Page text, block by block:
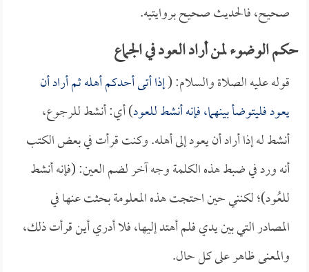
صحيح، فالحديث صحيح بروايتيه.
حكم الوضوء لمن أراد العود في الجماع
قوله عليه الصلاة والسلام: (إذا أتى أحدكم أهله ثم أراد أن
يعود فليتوضأ بينهما، فإنه أنشط للعود) أي: أنشط للرجوع،
أنشط له إذا أراد أن يعود إلى أهله. وكنت قرأت في بعض الكتب
أنه ورد في ضبط هذه الكلمة وجه آخر لضم العين: (فإنه أنشط
للعُود)؛ لكنني حين احتجت هذه المعلومة بحثت عنها في
المصادر التي بين يدي فلم أهتد إليها، فلا أدري أين قرأت ذلك،
والمعنى ظاهر على كل حال.